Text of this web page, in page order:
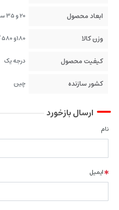
ابعاد محصول 20 و 35 سانتیمتر
وزن کالا 180و 580 گرم
کیفیت محصول درجه یک
کشور سازنده چین
ارسال بازخورد
نام
ایمیل